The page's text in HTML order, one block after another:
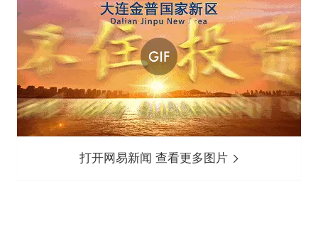
打开网易新闻 查看更多图片